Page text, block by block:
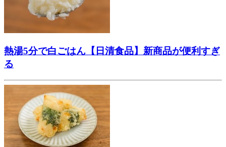
熱湯5分で白ごはん【日清食品】新商品が便利すぎ
る